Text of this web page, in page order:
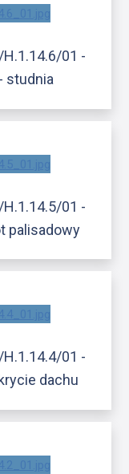
H.1.14.6/01 -
studnia
H.1.14.5/01 -
palisadowy
H.1.14.4/01 -
dachu